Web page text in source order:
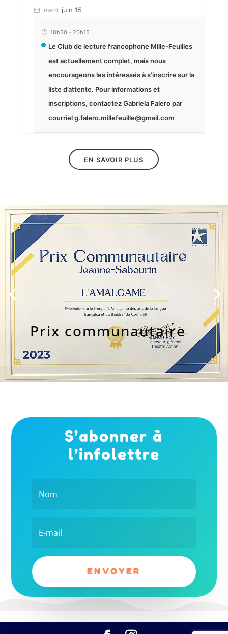
mardi juin 15
18h30 - 20h15
Le Club de lecture francophone Mille-Feuilles
est actuellement complet, mais nous
encourageons les intéressés à s’inscrire sur la
liste d’attente. Pour informations et
inscriptions, contactez Gabriela Falero par
courriel g.falero.millefeuille@gmail.com
EN SAVOIR PLUS
Prix communautaire
S’abonner à
l’infolettre
ENVOYER